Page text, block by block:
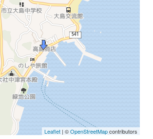
Leaflet | ©OpenStreetMapcontributors